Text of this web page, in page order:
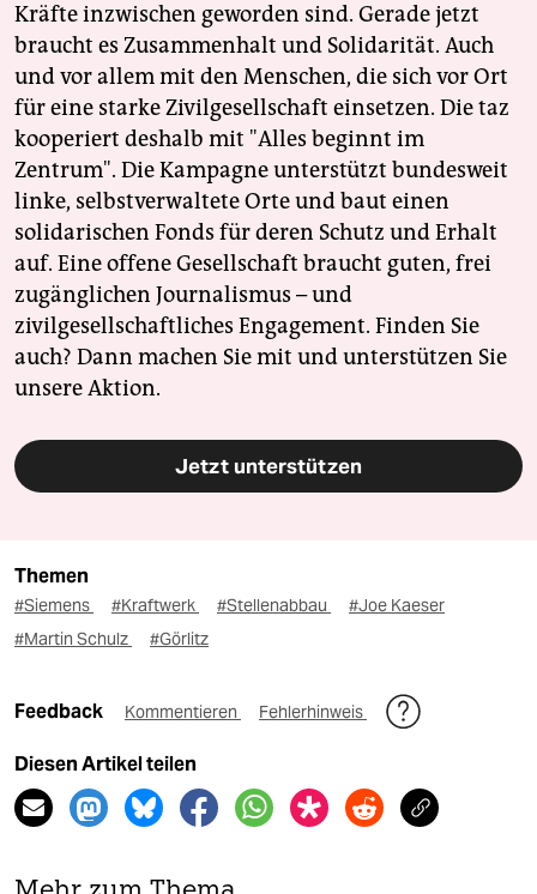
Kräfte inzwischen geworden sind. Gerade jetzt
braucht es Zusammenhalt und Solidarität. Auch
und vor allem mit den Menschen, die sich vor Ort
für eine starke Zivilgesellschaft einsetzen. Die taz
kooperiert deshalb mit "Alles beginnt im
Zentrum". Die Kampagne unterstützt bundesweit
linke, selbstverwaltete Orte und baut einen
solidarischen Fonds für deren Schutz und Erhalt
auf. Eine offene Gesellschaft braucht guten, frei
zugänglichen Journalismus – und
zivilgesellschaftliches Engagement. Finden Sie
auch? Dann machen Sie mit und unterstützen Sie
unsere Aktion.
Jetzt unterstützen
Themen
#Siemens #Kraftwerk #Stellenabbau
#Joe Kaeser
#Martin Schulz
#Görlitz
Feedback Kommentieren Fehlerhinweis
Diesen Artikel teilen